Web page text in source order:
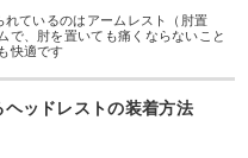
ているのはアームレスト（肘置
で、肘を置いても痛くならないこと
快適です
ッドレストの装着方法